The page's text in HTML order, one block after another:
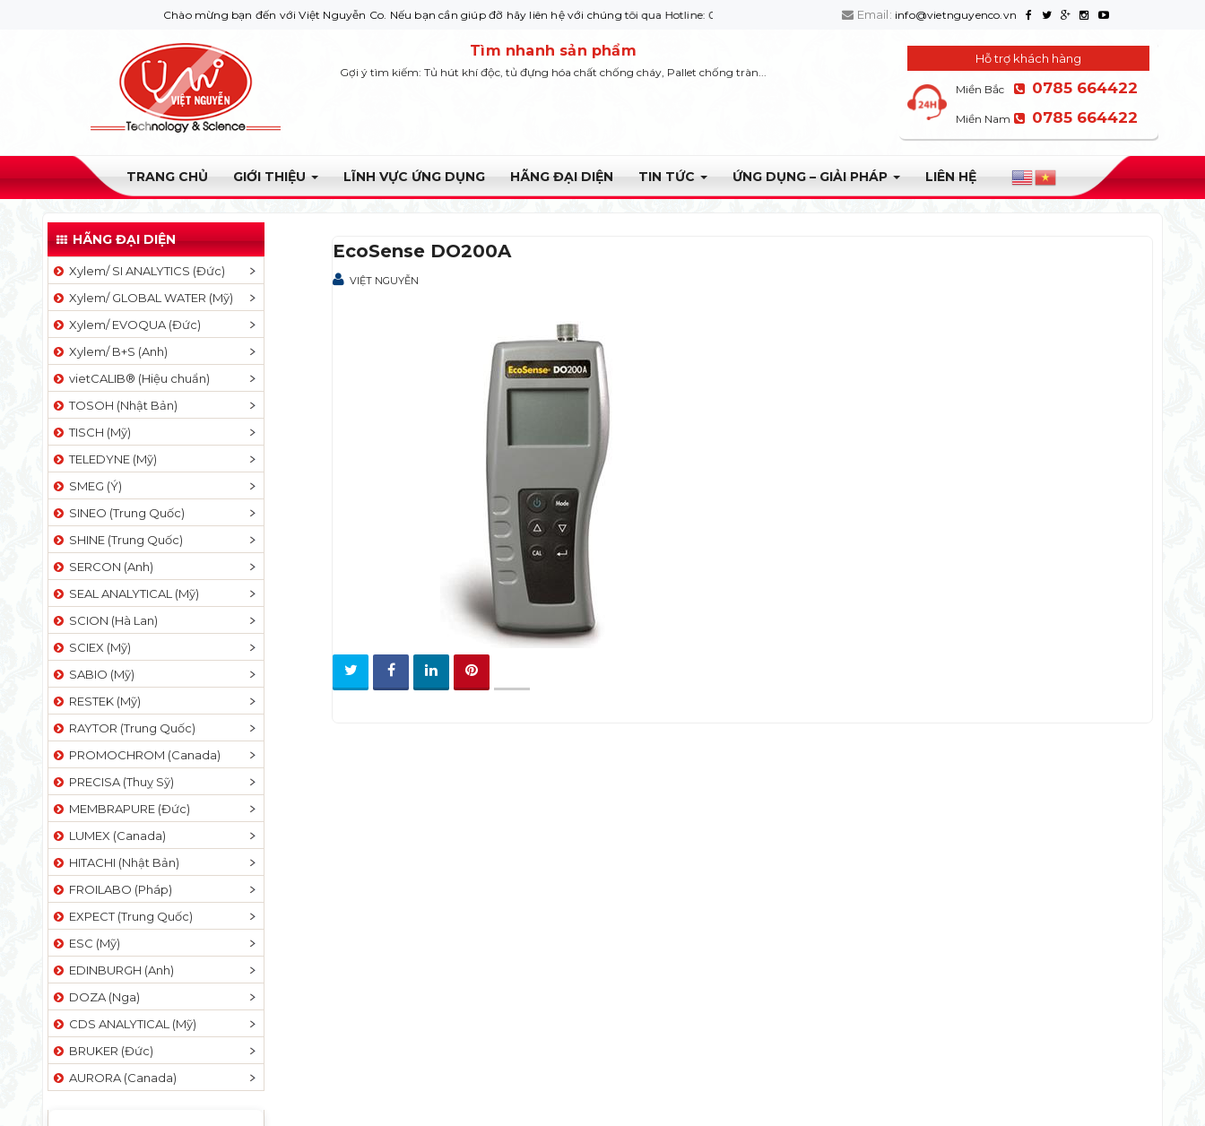
Chào mừng bạn đến với Việt Nguyễn Co. Nếu bạn cần giúp đỡ hãy liên hệ với chúng tôi qua Hotline: 0932 664422 Email: info@vietnguyenco.vn
Tìm nhanh sản phẩm
Gợi ý tìm kiếm: Tủ hút khí độc, tủ đựng hóa chất chống cháy, Pallet chống tràn...
Hỗ trợ khách hàng
Miền Bắc 0785 664422
Miền Nam 0785 664422
TRANG CHỦ GIỚI THIỆU LĨNH VỰC ỨNG DỤNG HÃNG ĐẠI DIỆN TIN TỨC ỨNG DỤNG – GIẢI PHÁP LIÊN HỆ
EcoSense DO200A
VIỆT NGUYỄN
HÃNG ĐẠI DIỆN
Xylem/ SI ANALYTICS (Đức)
Xylem/ GLOBAL WATER (Mỹ)
Xylem/ EVOQUA (Đức)
Xylem/ B+S (Anh)
vietCALIB® (Hiệu chuẩn)
TOSOH (Nhật Bản)
TISCH (Mỹ)
TELEDYNE (Mỹ)
SMEG (Ý)
SINEO (Trung Quốc)
SHINE (Trung Quốc)
SERCON (Anh)
SEAL ANALYTICAL (Mỹ)
SCION (Hà Lan)
SCIEX (Mỹ)
SABIO (Mỹ)
RESTEK (Mỹ)
RAYTOR (Trung Quốc)
PROMOCHROM (Canada)
PRECISA (Thuỵ Sỹ)
MEMBRAPURE (Đức)
LUMEX (Canada)
HITACHI (Nhật Bản)
FROILABO (Pháp)
EXPECT (Trung Quốc)
ESC (Mỹ)
EDINBURGH (Anh)
DOZA (Nga)
CDS ANALYTICAL (Mỹ)
BRUKER (Đức)
AURORA (Canada)